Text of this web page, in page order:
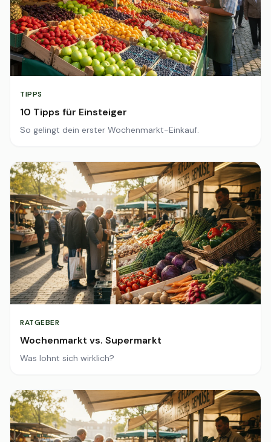
TIPPS
10 Tipps für Einsteiger
So gelingt dein erster Wochenmarkt-Einkauf.
RATGEBER
Wochenmarkt vs. Supermarkt
Was lohnt sich wirklich?